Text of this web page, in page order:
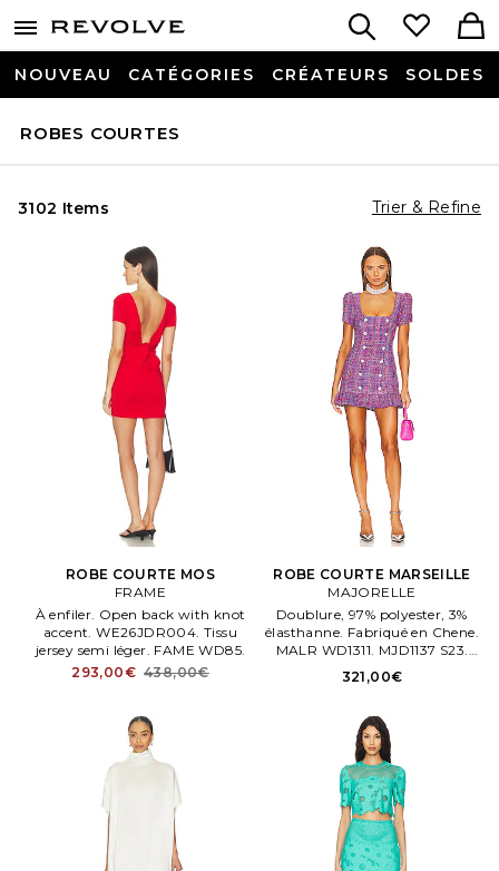
NOUVEAU CATÉGORIES CRÉATEURS SOLDES
ROBES COURTES
3102 Items Trier & Refine
ROBE COURTE MOS
FRAME
À enfiler. Open back with knot
accent. WE26JDR004. Tissu
jersey semi léger. FAME WD85.
293,00€ 438,00€
ROBE COURTE MARSEILLE
MAJORELLE
Doublure, 97% polyester, 3%
élasthanne. Fabriqué en Chene.
MALR WD1311. MJD1137 S23.
Faux boutons ornés de cristal
fantaisie devant. Tissu tweed
321,00€